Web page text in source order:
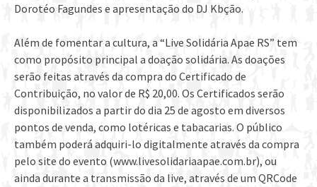
Dorotéo Fagundes e apresentação do DJ Kbção.
Além de fomentar a cultura, a “Live Solidária Apae RS” tem
como propósito principal a doação solidária. As doações
serão feitas através da compra do Certificado de
Contribuição, no valor de R$ 20,00. Os Certificados serão
disponibilizados a partir do dia 25 de agosto em diversos
pontos de venda, como lotéricas e tabacarias. O público
também poderá adquiri-lo digitalmente através da compra
pelo site do evento (www.livesolidariaapae.com.br), ou
ainda durante a transmissão da live, através de um QRCode